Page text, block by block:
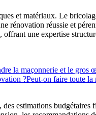
et matériaux. Le
rénovation réussie et
une expertise
la maçonnerie et le gros
?Peut-on faire toute la
estimations budgétaires